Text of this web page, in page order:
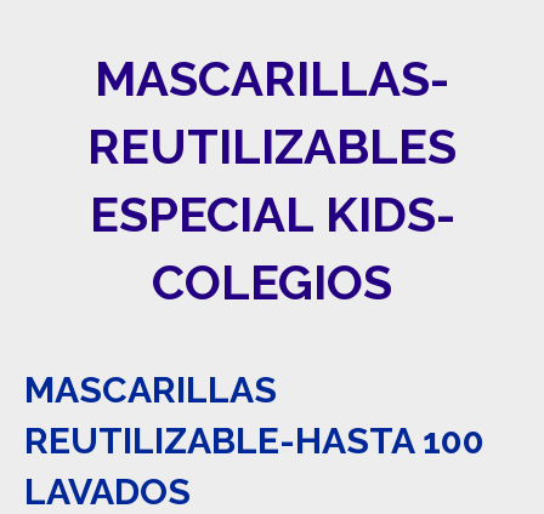
MASCARILLAS-
REUTILIZABLES
ESPECIAL KIDS-
COLEGIOS
MASCARILLAS
REUTILIZABLE-HASTA 100
LAVADOS